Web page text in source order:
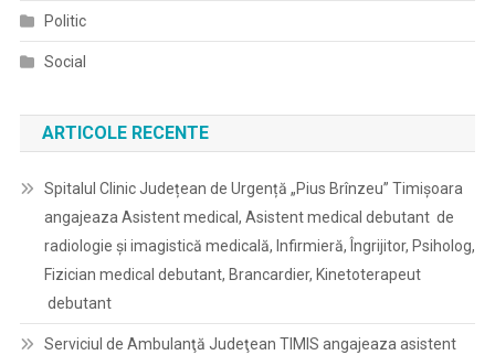
Politic
Social
ARTICOLE RECENTE
Spitalul Clinic Județean de Urgență „Pius Brînzeu” Timișoara
angajeaza Asistent medical, Asistent medical debutant de
radiologie și imagistică medicală, Infirmieră, Îngrijitor, Psiholog,
Fizician medical debutant, Brancardier, Kinetoterapeut
debutant
Serviciul de Ambulanţă Judeţean TIMIS angajeaza asistent